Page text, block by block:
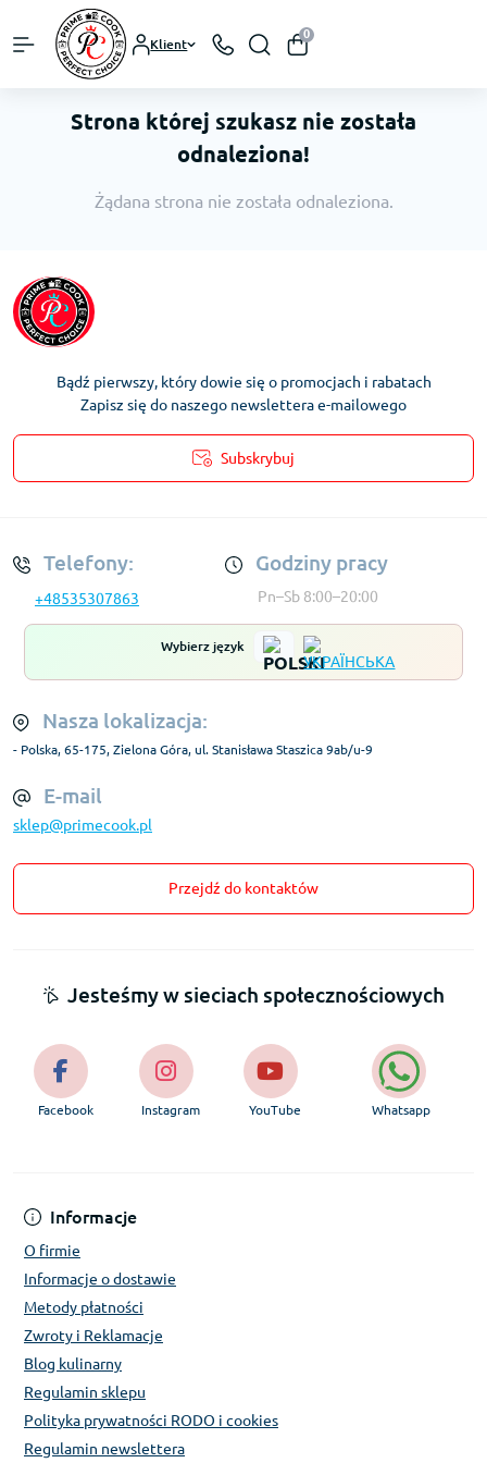
Klient
0
Strona której szukasz nie została
odnaleziona!
Żądana strona nie została odnaleziona.
Bądź pierwszy, który dowie się o promocjach i rabatach
Zapisz się do naszego newslettera e-mailowego
Subskrybuj
Telefony:
+48535307863
Godziny pracy
Pn–Sb 8:00–20:00
Wybierz język
Nasza lokalizacja:
- Polska, 65-175, Zielona Góra, ul. Stanisława Staszica 9ab/u-9
E-mail
sklep@primecook.pl
Przejdź do kontaktów
Informacje
O firmie
Informacje o dostawie
Metody płatności
Zwroty i Reklamacje
Blog kulinarny
Regulamin sklepu
Polityka prywatności RODO i cookies
Regulamin newslettera
Jesteśmy w sieciach społecznościowych
Facebook Instagram YouTube Whatsapp